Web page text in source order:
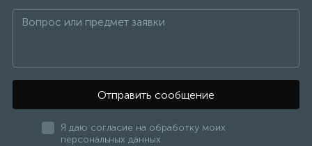
Отправить сообщение
Я даю согласие на обработку моих
персональных данных